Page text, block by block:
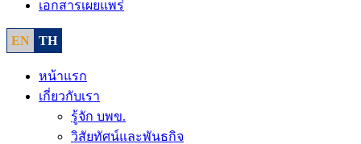
เอกสารเผยแพร่
EN TH
หน้าแรก
เกี่ยวกับเรา
รู้จัก บพข.
วิสัยทัศน์และพันธกิจ